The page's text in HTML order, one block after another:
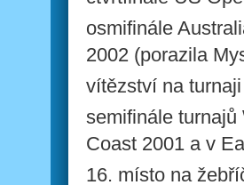
osmifinále
2002 (porazila
vítězství na
semifinále turnajů
Coast 2001 a v
16. místo na